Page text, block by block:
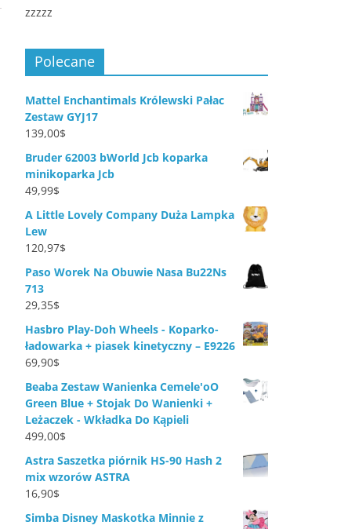
zzzzz
Polecane
Mattel Enchantimals Królewski Pałac
Zestaw GYJ17
139,00$
Bruder 62003 bWorld Jcb koparka
minikoparka Jcb
49,99$
A Little Lovely Company Duża Lampka
Lew
120,97$
Paso Worek Na Obuwie Nasa Bu22Ns
713
29,35$
Hasbro Play-Doh Wheels - Koparko-
ładowarka + piasek kinetyczny – E9226
69,90$
Beaba Zestaw Wanienka Cemele'oO
Green Blue + Stojak Do Wanienki +
Leżaczek - Wkładka Do Kąpieli
499,00$
Astra Saszetka piórnik HS-90 Hash 2
mix wzorów ASTRA
16,90$
Simba Disney Maskotka Minnie z